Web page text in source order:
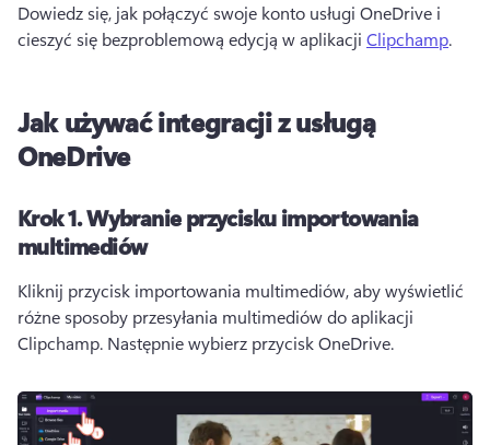
Dowiedz się, jak połączyć swoje konto usługi OneDrive i
cieszyć się bezproblemową edycją w aplikacji Clipchamp.
Jak używać integracji z usługą
OneDrive
Krok 1.Wybranie przycisku importowania
multimediów
Kliknij przycisk importowania multimediów, aby wyświetlić
różne sposoby przesyłania multimediów do aplikacji
Clipchamp. Następnie wybierz przycisk OneDrive.